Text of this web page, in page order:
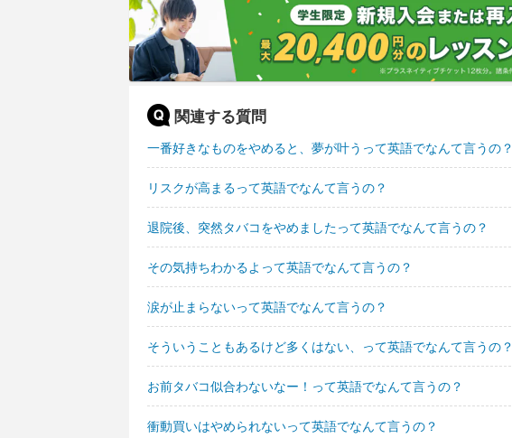
関連する質問
一番好きなものをやめると、夢が叶うって英語でなんて言うの？
リスクが高まるって英語でなんて言うの？
退院後、突然タバコをやめましたって英語でなんて言うの？
その気持ちわかるよって英語でなんて言うの？
涙が止まらないって英語でなんて言うの？
そういうこともあるけど多くはない、って英語でなんて言うの？
お前タバコ似合わないなー！って英語でなんて言うの？
衝動買いはやめられないって英語でなんて言うの？